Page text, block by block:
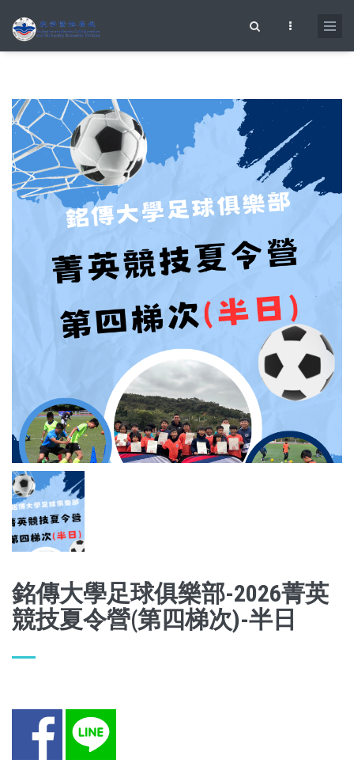
銘傳大學足球俱樂部-2026菁英
競技夏令營(第四梯次)-半日
Facebook LINE